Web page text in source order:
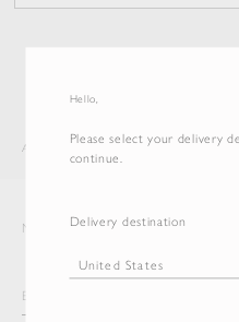
Hello,
Please select your delivery
continue.
Delivery destination
AURALEE ITEM
Newsletter